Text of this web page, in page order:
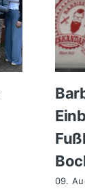
09.